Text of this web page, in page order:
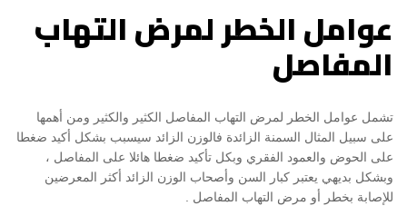
عوامل الخطر لمرض التهاب
المفاصل
تشمل عوامل الخطر لمرض التهاب المفاصل الكثير والكثير ومن أهمها
على سبيل المثال السمنة الزائدة فالوزن الزائد سيسبب بشكل أكيد ضغطا
على الحوض والعمود الفقري وبكل تأكيد ضغطا هائلا على المفاصل ،
وبشكل بديهي يعتبر كبار السن وأصحاب الوزن الزائد أكثر المعرضين
للإصابة بخطر أو مرض التهاب المفاصل .